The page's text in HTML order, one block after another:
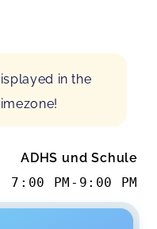
in the
ADHS und Schule
7:00 PM - 9:00 PM